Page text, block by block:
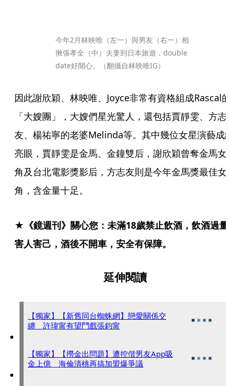
今年2月林映唯（左一）與男友（右一）相
揪張孝全（中）夫妻到日本旅遊，double
date好開心。（翻攝自林映唯IG）
因此謝欣穎、林映唯、Joyce非常有資格組成Rascal
「大嫂團」，大嫂們星光驚人，還包括賈靜雯、方志
友、楊祐寧的老婆Melinda等。其中幾位女星演藝成
亮眼，賈靜雯是金馬、金鐘雙后，謝欣穎曾奪金馬女
角及台北電影獎影后，方志友則是今年金馬獎最佳女
角，含金量十足。
★《鏡週刊》關心您：未滿18歲禁止飲酒，飲酒過量
害人害己，酒後不開車，安全有保障。
延伸閱讀
【獨家】【新舊同台蜘蛛網】戀愛關係交
纏 許瑋甯有望鬥戲張鈞甯
【獨家】【撈金出問題】遭控偕男友App吸
金上億 海倫清桃再搞加盟爆爭議